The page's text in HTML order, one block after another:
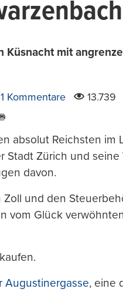
Küsnacht mit
Kommentare 13.739
drucken
absolut Reichsten im
Zürich und seine
davon.
und den
vom Glück
Augustinergasse, eine